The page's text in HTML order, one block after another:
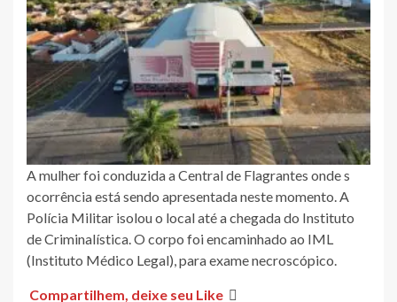
A mulher foi conduzida a Central de Flagrantes onde s
ocorrência está sendo apresentada neste momento. A
Polícia Militar isolou o local até a chegada do Instituto
de Criminalística. O corpo foi encaminhado ao IML
(Instituto Médico Legal), para exame necroscópico.
Compartilhem, deixe seu Like 